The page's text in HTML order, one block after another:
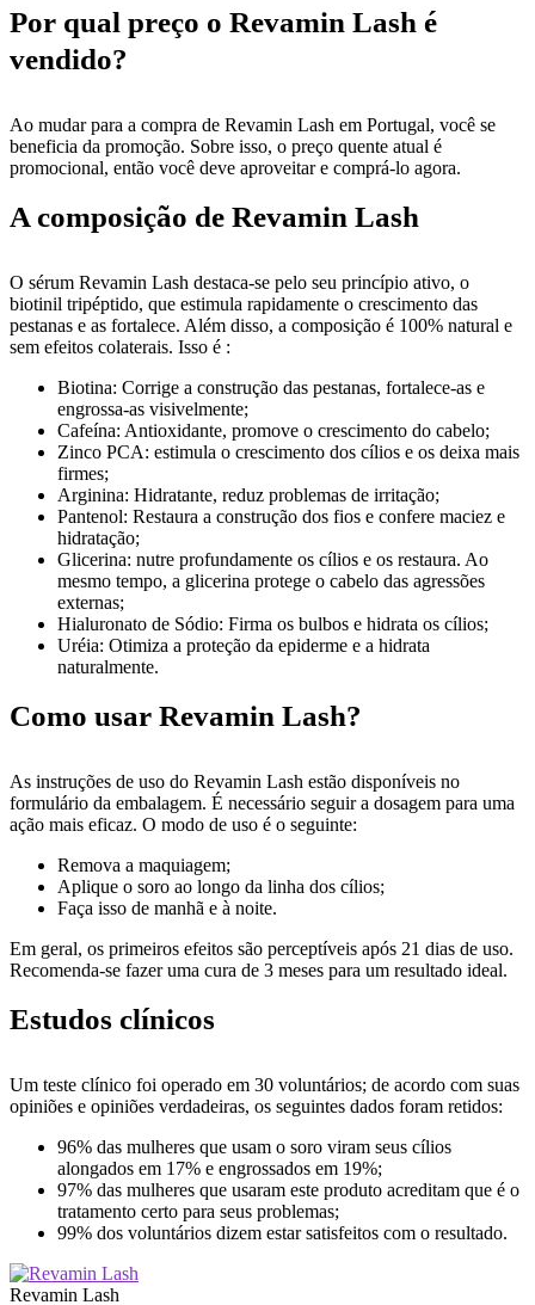
Por qual preço o Revamin Lash é
vendido?
Ao mudar para a compra de Revamin Lash em Portugal, você se
beneficia da promoção. Sobre isso, o preço quente atual é
promocional, então você deve aproveitar e comprá-lo agora.
A composição de Revamin Lash
O sérum Revamin Lash destaca-se pelo seu princípio ativo, o
biotinil tripéptido, que estimula rapidamente o crescimento das
pestanas e as fortalece. Além disso, a composição é 100% natural e
sem efeitos colaterais. Isso é :
Biotina: Corrige a construção das pestanas, fortalece-as e
engrossa-as visivelmente;
Cafeína: Antioxidante, promove o crescimento do cabelo;
Zinco PCA: estimula o crescimento dos cílios e os deixa mais
firmes;
Arginina: Hidratante, reduz problemas de irritação;
Pantenol: Restaura a construção dos fios e confere maciez e
hidratação;
Glicerina: nutre profundamente os cílios e os restaura. Ao
mesmo tempo, a glicerina protege o cabelo das agressões
externas;
Hialuronato de Sódio: Firma os bulbos e hidrata os cílios;
Uréia: Otimiza a proteção da epiderme e a hidrata
naturalmente.
Como usar Revamin Lash?
As instruções de uso do Revamin Lash estão disponíveis no
formulário da embalagem. É necessário seguir a dosagem para uma
ação mais eficaz. O modo de uso é o seguinte:
Remova a maquiagem;
Aplique o soro ao longo da linha dos cílios;
Faça isso de manhã e à noite.
Em geral, os primeiros efeitos são perceptíveis após 21 dias de uso.
Recomenda-se fazer uma cura de 3 meses para um resultado ideal.
Estudos clínicos
Um teste clínico foi operado em 30 voluntários; de acordo com suas
opiniões e opiniões verdadeiras, os seguintes dados foram retidos:
96% das mulheres que usam o soro viram seus cílios
alongados em 17% e engrossados ​​em 19%;
97% das mulheres que usaram este produto acreditam que é o
tratamento certo para seus problemas;
99% dos voluntários dizem estar satisfeitos com o resultado.
Revamin Lash